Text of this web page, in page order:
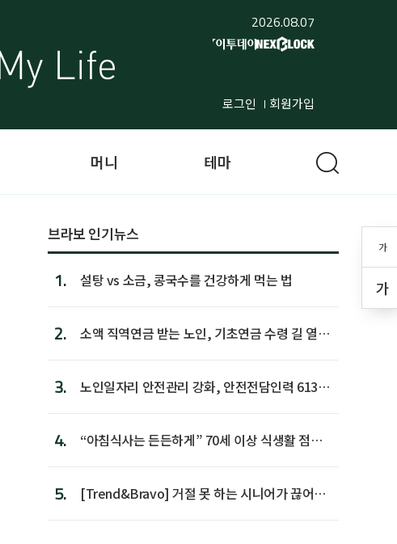
2026.08.07
로그인 회원가입
가
가
머니 테마
브라보 인기뉴스
1. 설탕 vs 소금, 콩국수를 건강하게 먹는 법
2.
소액 직역연금 받는 노인, 기초연금 수령 길 열린
3.
노인일자리 안전관리 강화, 안전전담인력 613명
4.
“아침식사는 든든하게” 70세 이상 식생활 점수
5.
[Trend&Bravo] 거절 못 하는 시니어가 끊어야